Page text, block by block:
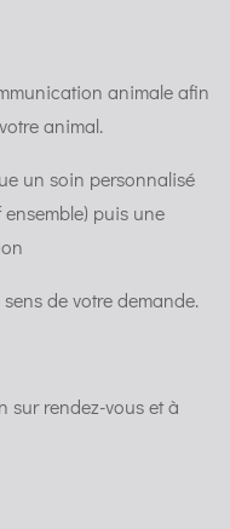
animale afin
animal.
un soin personnalisé
puis une
de votre demande.
sur rendez-vous et à